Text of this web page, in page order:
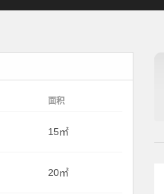
面积
15㎡
20㎡